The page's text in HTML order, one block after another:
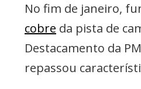
No fim de janeiro,
cobre da pista de
Destacamento da
repassou